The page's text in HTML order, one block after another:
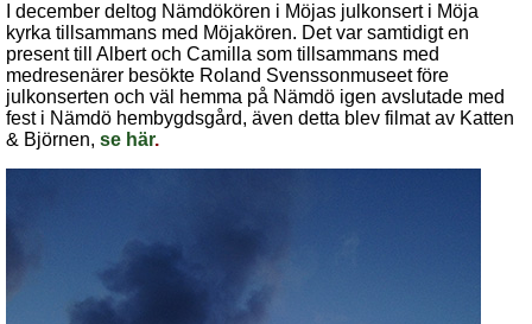
I december deltog Nämdökören i Möjas julkonsert i Möja
kyrka tillsammans med Möjakören. Det var samtidigt en
present till Albert och Camilla som tillsammans med
medresenärer besökte Roland Svenssonmuseet före
julkonserten och väl hemma på Nämdö igen avslutade med
fest i Nämdö hembygdsgård, även detta blev filmat av Katten
& Björnen, se här.